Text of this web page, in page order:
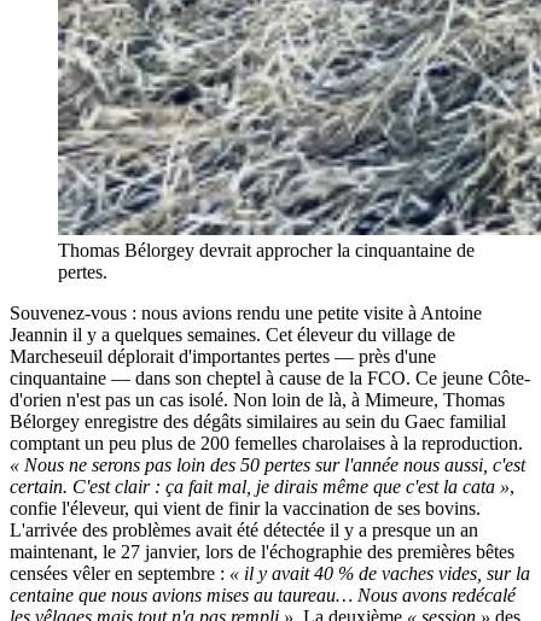
Thomas Bélorgey devrait approcher la cinquantaine de
pertes.
Souvenez-vous : nous avions rendu une petite visite à Antoine
Jeannin il y a quelques semaines. Cet éleveur du village de
Marcheseuil déplorait d'importantes pertes — près d'une
cinquantaine — dans son cheptel à cause de la FCO. Ce jeune Côte-
d'orien n'est pas un cas isolé. Non loin de là, à Mimeure, Thomas
Bélorgey enregistre des dégâts similaires au sein du Gaec familial
comptant un peu plus de 200 femelles charolaises à la reproduction.
« Nous ne serons pas loin des 50 pertes sur l'année nous aussi, c'est
certain. C'est clair : ça fait mal, je dirais même que c'est la cata »,
confie l'éleveur, qui vient de finir la vaccination de ses bovins.
L'arrivée des problèmes avait été détectée il y a presque un an
maintenant, le 27 janvier, lors de l'échographie des premières bêtes
censées vêler en septembre : « il y avait 40 % de vaches vides, sur la
centaine que nous avions mises au taureau… Nous avons redécalé
les vêlages mais tout n'a pas rempli ». La deuxième « session » des